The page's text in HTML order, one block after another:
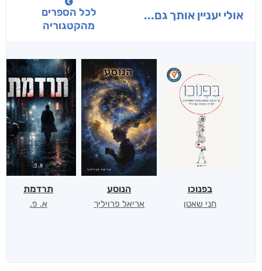
אולי יעניין אותך גם...
לכל הספרים
מהקטגוריה
בפנוכו
חני שאטן
הנוסע
אריאל פרויליך
תרדמת
א. פ.